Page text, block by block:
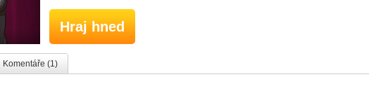
Hraj hned
Komentáře (1)